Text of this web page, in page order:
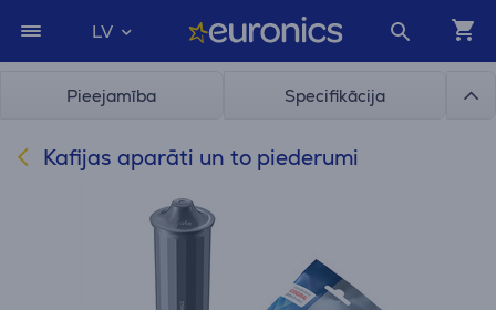
LV
Pieejamība Specifikācija
Kafijas aparāti un to piederumi